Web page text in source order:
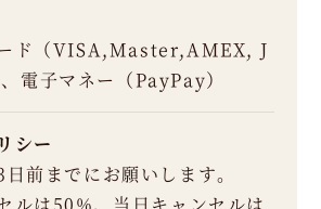
ージ
を見
いた
だけ
ド（VISA,Master,AMEX, J
電子マネー（PayPay）
シー
前までにお願いします。